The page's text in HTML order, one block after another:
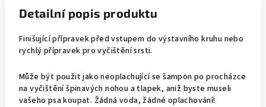
Detailní popis produktu
Finišující přípravek před vstupem do výstavního kruhu nebo
rychlý přípravek pro vyčištění srsti.
Může být použit jako neoplachující se šampon po procházce
na vyčištění špinavých nohou a tlapek, aniž byste museli
vašeho psa koupat. Žádná voda, žádné oplachování!